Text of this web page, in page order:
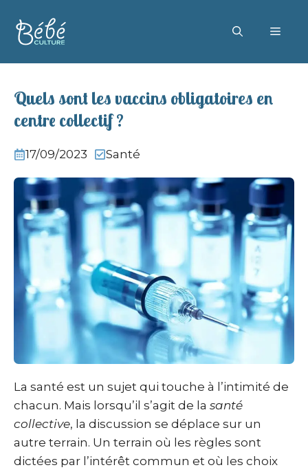
contenu
Quels sont les vaccins obligatoires en
centre collectif ?
17/09/2023 Santé
La santé est un sujet qui touche à l’intimité de
chacun. Mais lorsqu’il s’agit de la santé
collective, la discussion se déplace sur un
autre terrain. Un terrain où les règles sont
dictées par l’intérêt commun et où les choix